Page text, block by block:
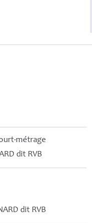
métrage
dit RVB
dit RVB